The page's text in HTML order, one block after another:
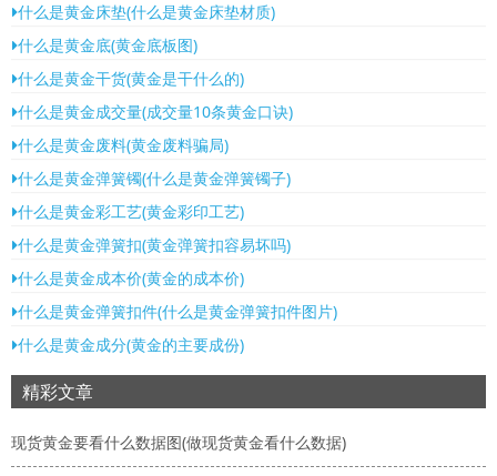
什么是黄金床垫(什么是黄金床垫材质)
什么是黄金底(黄金底板图)
什么是黄金干货(黄金是干什么的)
什么是黄金成交量(成交量10条黄金口诀)
什么是黄金废料(黄金废料骗局)
什么是黄金弹簧镯(什么是黄金弹簧镯子)
什么是黄金彩工艺(黄金彩印工艺)
什么是黄金弹簧扣(黄金弹簧扣容易坏吗)
什么是黄金成本价(黄金的成本价)
什么是黄金弹簧扣件(什么是黄金弹簧扣件图片)
什么是黄金成分(黄金的主要成份)
精彩文章
现货黄金要看什么数据图(做现货黄金看什么数据)